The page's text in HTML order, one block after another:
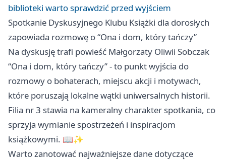
biblioteki warto sprawdzić przed wyjściem
Spotkanie Dyskusyjnego Klubu Książki dla dorosłych
zapowiada rozmowę o “Ona i dom, który tańczy”
Na dyskusję trafi powieść Małgorzaty Oliwii Sobczak
“Ona i dom, który tańczy” - to punkt wyjścia do
rozmowy o bohaterach, miejscu akcji i motywach,
które poruszają lokalne wątki uniwersalnych historii.
Filia nr 3 stawia na kameralny charakter spotkania, co
sprzyja wymianie spostrzeżeń i inspiracjom
książkowymi. 📖✨
Warto zanotować najważniejsze dane dotyczące